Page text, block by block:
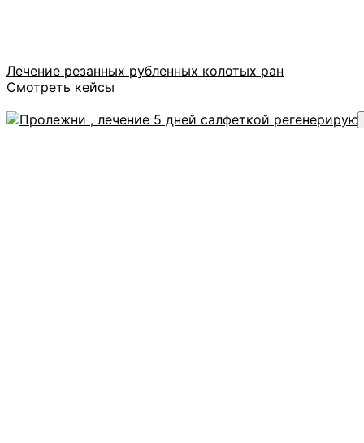
Лечение резанных рубленных колотых ран
Смотреть кейсы